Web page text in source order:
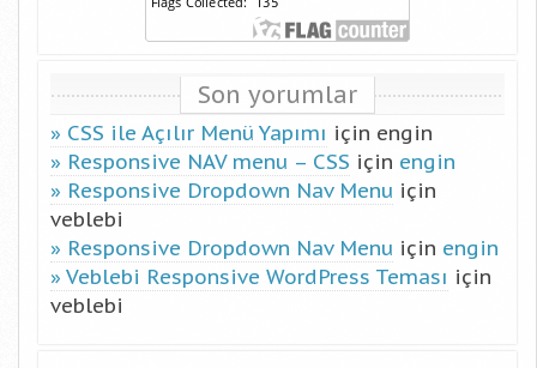
Son yorumlar
CSS ile Açılır Menü Yapımı için engin
Responsive NAV menu – CSS için engin
Responsive Dropdown Nav Menu için
veblebi
Responsive Dropdown Nav Menu için engin
Veblebi Responsive WordPress Teması için
veblebi